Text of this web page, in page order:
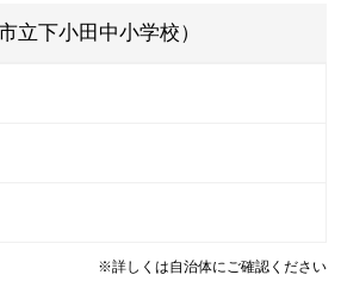
立下小田中小学校）
※詳しくは自治体にご確認ください